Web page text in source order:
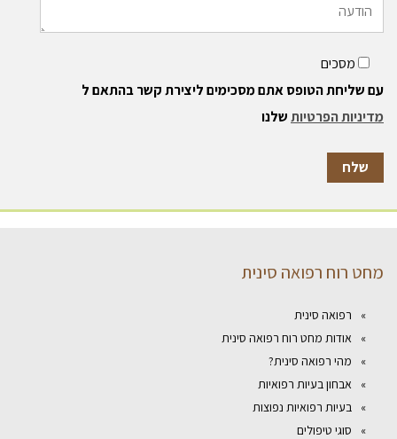
מסכים
עם שליחת הטופס אתם מסכימים ליצירת קשר בהתאם ל
מדיניות הפרטיותשלנו
מחט רוח רפואה סינית
רפואה סינית
אודות מחט רוח רפואה סינית
מהי רפואה סינית?
אבחון בעיות רפואיות
בעיות רפואיות נפוצות
סוגי טיפולים